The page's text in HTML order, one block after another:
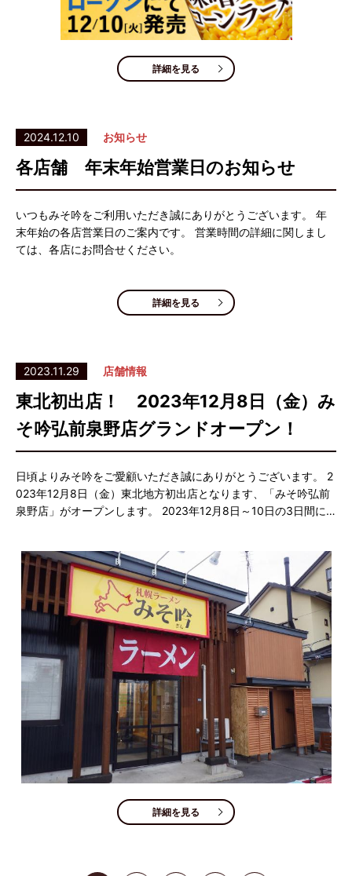
詳細を見る
2024.12.10 お知らせ
各店舗 年末年始営業日のお知らせ
いつもみそ吟をご利用いただき誠にありがとうございます。 年
末年始の各店営業日のご案内です。 営業時間の詳細に関しまし
ては、各店にお問合せください。
詳細を見る
2023.11.29 店舗情報
東北初出店！ 2023年12月8日（金）み
そ吟弘前泉野店グランドオープン！
日頃よりみそ吟をご愛顧いただき誠にありがとうございます。 2
023年12月8日（金）東北地方初出店となります、「みそ吟弘前
泉野店」がオープンします。 2023年12月8日～10日の3日間に…
詳細を見る